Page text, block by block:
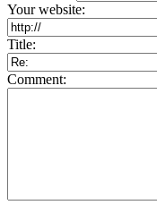
Your website:
Title:
Comment: